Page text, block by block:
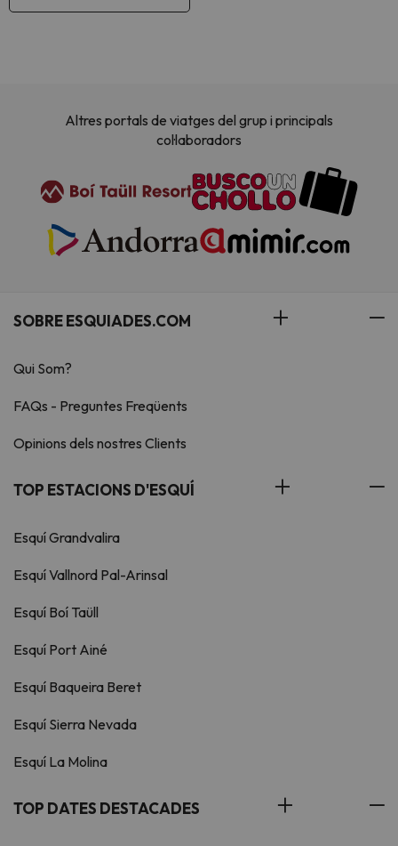
Altres portals de viatges del grup i principals
col·laboradors
SOBRE ESQUIADES.COM
Qui Som?
FAQs - Preguntes Freqüents
Opinions dels nostres Clients
TOP ESTACIONS D'ESQUÍ
Esquí Grandvalira
Esquí Vallnord Pal-Arinsal
Esquí Boí Taüll
Esquí Port Ainé
Esquí Baqueira Beret
Esquí Sierra Nevada
Esquí La Molina
TOP DATES DESTACADES